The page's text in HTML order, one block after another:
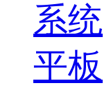
系统
平板